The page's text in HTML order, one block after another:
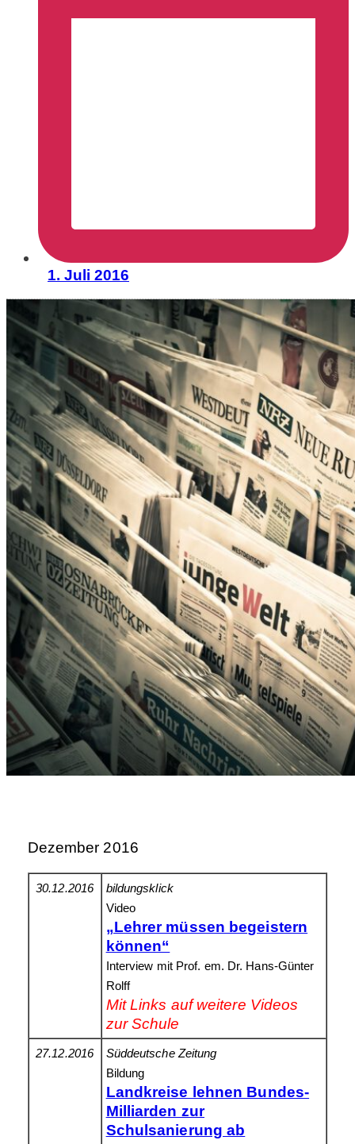
1. Juli 2016
Dezember 2016
30.12.2016
bildungsklick
Video
„Lehrer müssen begeistern
können“
Interview mit Prof. em. Dr. Hans-Günter
Rolff
Mit Links auf weitere Videos
zur Schule
27.12.2016
Süddeutsche Zeitung
Bildung
Landkreise lehnen Bundes-
Milliarden zur
Schulsanierung ab